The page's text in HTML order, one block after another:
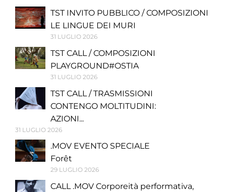
TST INVITO PUBBLICO / COMPOSIZIONI
LE LINGUE DEI MURI
31 LUGLIO 2026
TST CALL / COMPOSIZIONI
PLAYGROUND#OSTIA
31 LUGLIO 2026
TST CALL / TRASMISSIONI
CONTENGO MOLTITUDINI:
AZIONI...
31 LUGLIO 2026
.MOV EVENTO SPECIALE
Forêt
29 LUGLIO 2026
CALL .MOV Corporeità performativa,